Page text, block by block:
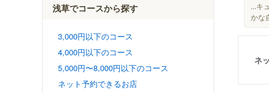
浅草でコースから探す
3,000円以下のコース
4,000円以下のコース
5,000円〜8,000円以下のコース
ネット予約できるお店
...キ
かな
ネ